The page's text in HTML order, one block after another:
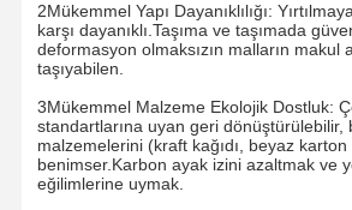
2Mükemmel Yapı Dayanıklılığı:
karşı dayanıklı.Taşıma ve taşımada
deformasyon olmaksızın malların makul
taşıyabilen.
3Mükemmel Malzeme Ekolojik Dostluk:
standartlarına uyan geri dönüştürülebilir,
malzemelerini (kraft kağıdı, beyaz karton
benimser.Karbon ayak izini azaltmak ve
eğilimlerine uymak.